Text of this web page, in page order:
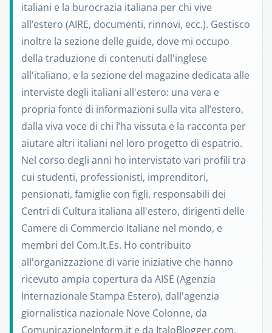
italiani e la burocrazia italiana per chi vive
all’estero (AIRE, documenti, rinnovi, ecc.). Gestisco
inoltre la sezione delle guide, dove mi occupo
della traduzione di contenuti dall'inglese
all'italiano, e la sezione del magazine dedicata alle
interviste degli italiani all'estero: una vera e
propria fonte di informazioni sulla vita all’estero,
dalla viva voce di chi l’ha vissuta e la racconta per
aiutare altri italiani nel loro progetto di espatrio.
Nel corso degli anni ho intervistato vari profili tra
cui studenti, professionisti, imprenditori,
pensionati, famiglie con figli, responsabili dei
Centri di Cultura italiana all'estero, dirigenti delle
Camere di Commercio Italiane nel mondo, e
membri del Com.It.Es. Ho contribuito
all'organizzazione di varie iniziative che hanno
ricevuto ampia copertura da AISE (Agenzia
Internazionale Stampa Estero), dall'agenzia
giornalistica nazionale Nove Colonne, da
ComunicazioneInform.it e da ItaloBlogger.com,